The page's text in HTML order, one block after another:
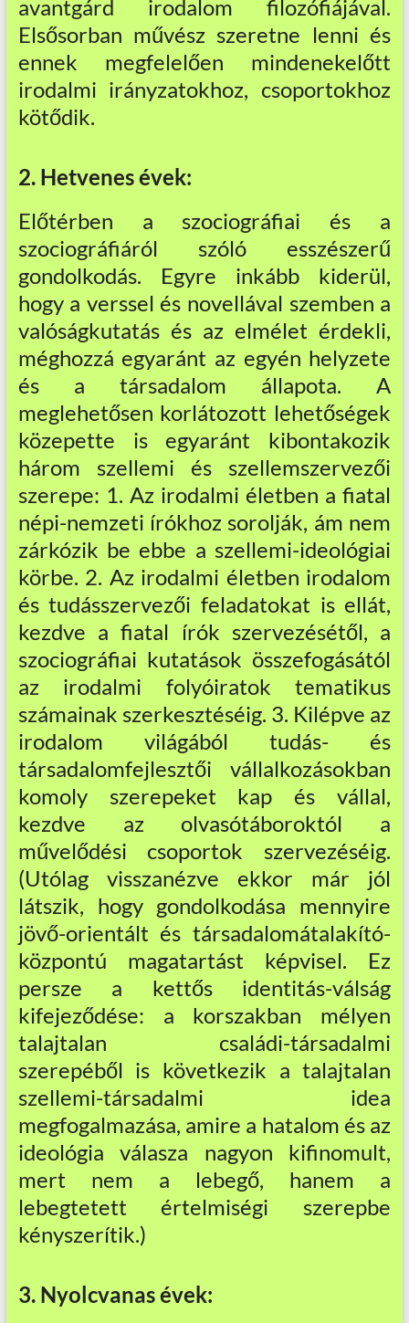
avantgárd irodalom filozófiájával.
Elsősorban művész szeretne lenni és
ennek megfelelően mindenekelőtt
irodalmi irányzatokhoz, csoportokhoz
kötődik.
2. Hetvenes évek:
Előtérben a szociográfiai és a
szociográfiáról szóló esszészerű
gondolkodás. Egyre inkább kiderül,
hogy a verssel és novellával szemben a
valóságkutatás és az elmélet érdekli,
méghozzá egyaránt az egyén helyzete
és a társadalom állapota. A
meglehetősen korlátozott lehetőségek
közepette is egyaránt kibontakozik
három szellemi és szellemszervezői
szerepe: 1. Az irodalmi életben a fiatal
népi-nemzeti írókhoz sorolják, ám nem
zárkózik be ebbe a szellemi-ideológiai
körbe. 2. Az irodalmi életben irodalom
és tudásszervezői feladatokat is ellát,
kezdve a fiatal írók szervezésétől, a
szociográfiai kutatások összefogásától
az irodalmi folyóiratok tematikus
számainak szerkesztéséig. 3. Kilépve az
irodalom világából tudás- és
társadalomfejlesztői vállalkozásokban
komoly szerepeket kap és vállal,
kezdve az olvasótáboroktól a
művelődési csoportok szervezéséig.
(Utólag visszanézve ekkor már jól
látszik, hogy gondolkodása mennyire
jövő-orientált és társadalomátalakító-
központú magatartást képvisel. Ez
persze a kettős identitás-válság
kifejeződése: a korszakban mélyen
talajtalan családi-társadalmi
szerepéből is következik a talajtalan
szellemi-társadalmi idea
megfogalmazása, amire a hatalom és az
ideológia válasza nagyon kifinomult,
mert nem a lebegő, hanem a
lebegtetett értelmiségi szerepbe
kényszerítik.)
3. Nyolcvanas évek: